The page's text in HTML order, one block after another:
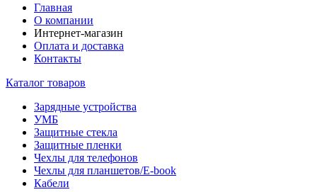
Главная
О компании
Интернет-магазин
Оплата и доставка
Контакты
Каталог товаров
Зарядные устройства
УМБ
Защитные стекла
Защитные пленки
Чехлы для телефонов
Чехлы для планшетов/E-book
Кабели